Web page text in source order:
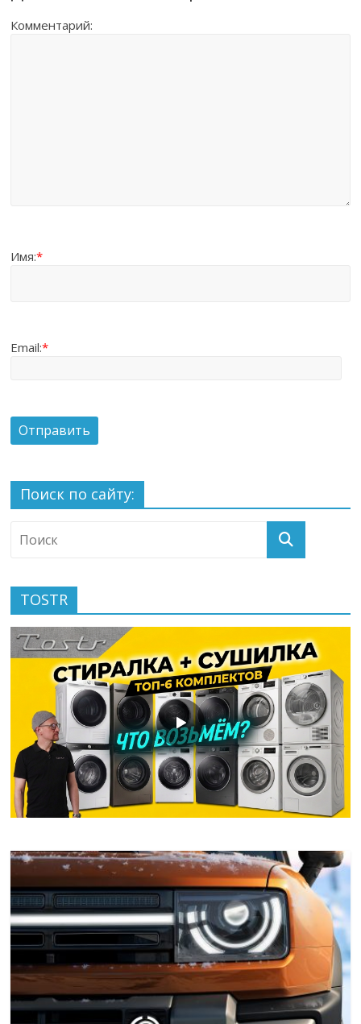
Комментарий:
Имя:*
Email:*
Поиск по сайту:
TOSTR